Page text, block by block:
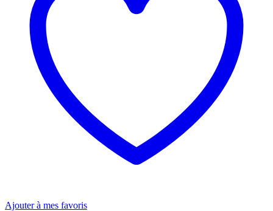
Ajouter à mes favoris